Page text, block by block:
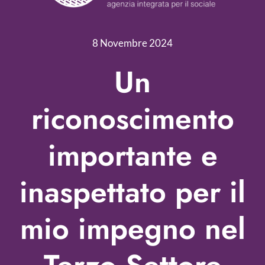
Nonprofit Blog
Multimedia
Come contattarci
8 Novembre 2024
Un
riconoscimento
importante e
inaspettato per il
mio impegno nel